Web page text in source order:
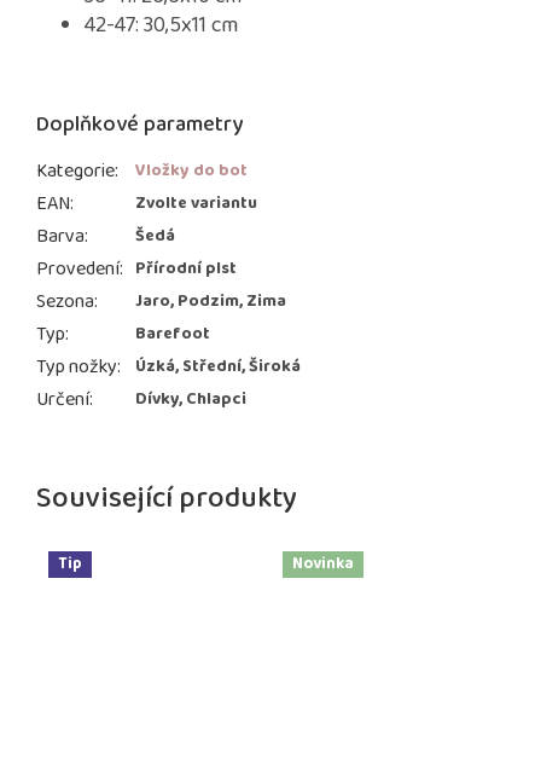
Související produkty
Tip Novinka
42-47: 30,5x11 cm
Doplňkové parametry
Kategorie: Vložky do bot
EAN: Zvolte variantu
Barva: Šedá
Provedení: Přírodní plst
Sezona: Jaro, Podzim, Zima
Typ: Barefoot
Typ nožky: Úzká, Střední, Široká
Určení: Dívky, Chlapci